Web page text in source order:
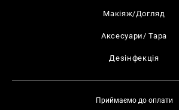
Макіяж/Догляд
Аксесуари/ Тара
Дезінфекція
Приймаємо до оплати